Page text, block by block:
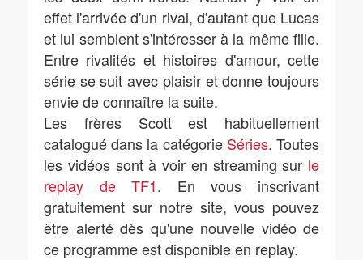
effet l'arrivée d'un rival, d'autant que Lucas
et lui semblent s'intéresser à la même fille.
Entre rivalités et histoires d'amour, cette
série se suit avec plaisir et donne toujours
envie de connaître la suite.
Les frères Scott est habituellement
catalogué dans la catégorie Séries. Toutes
les vidéos sont à voir en streaming sur le
replay de TF1. En vous inscrivant
gratuitement sur notre site, vous pouvez
être alerté dès qu'une nouvelle vidéo de
ce programme est disponible en replay.